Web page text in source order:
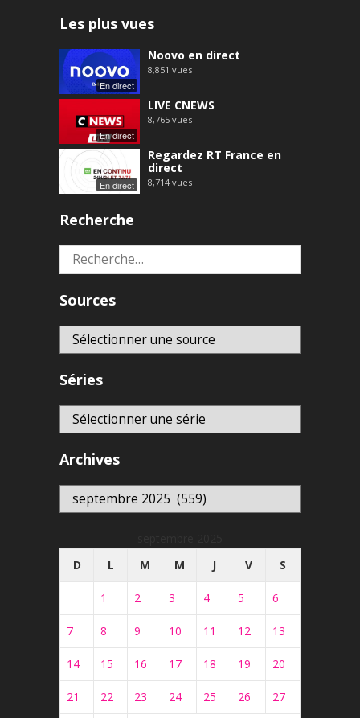
Les plus vues
En direct
Noovo en direct
8,851 vues
En direct
LIVE CNEWS
8,765 vues
En direct
Regardez RT France en
direct
8,714 vues
Recherche
Rechercher :
Sources
Séries
Archives
Archives
D
L M M J V S
1 2 3 4 5 6
7 8 9 10 11 12 13
14 15 16 17 18 19 20
21 22 23 24 25 26 27